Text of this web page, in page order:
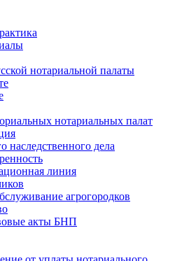
нотариальной палаты
нотариальных палат
наследственного дела
линия
агрогородков
акты БНП